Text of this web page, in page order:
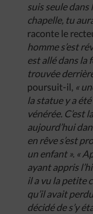
suis seule
chapelle, tu
raconte le
homme s’est
est allé dans la
trouvée
poursuit-il, «
la statue y a
vénérée. C’est
aujourd’hui
en rêve s’est
un enfant ». «
ayant appris
il a vu la petite
qu’il avait
décidé de s’y